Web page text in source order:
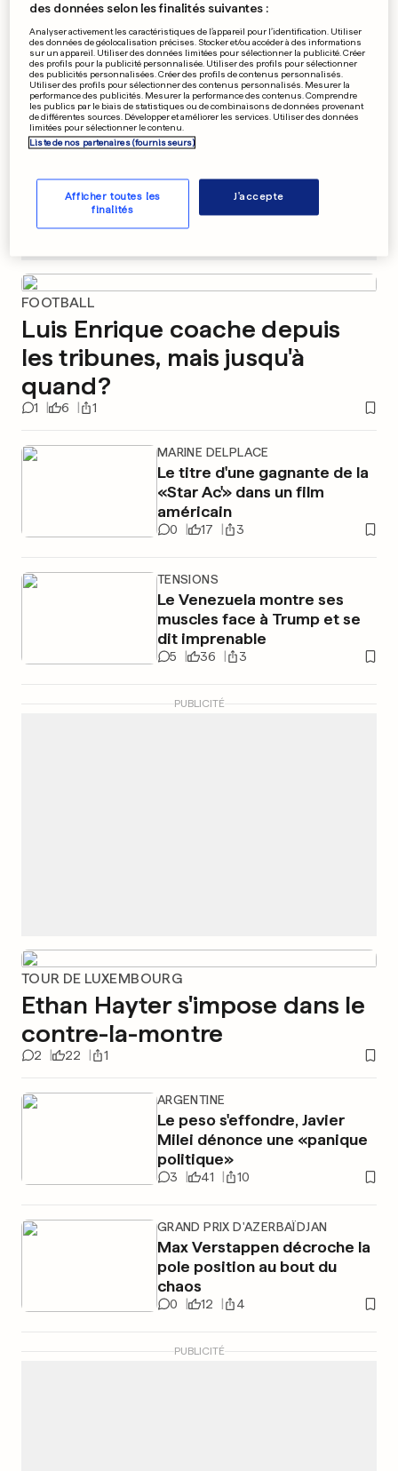
PUBLICITÉ
FOOTBALL
Luis Enrique coache depuis
les tribunes, mais jusqu'à
quand?
1 6 1
MARINE DELPLACE
Le titre d'une gagnante de la
«Star Ac'» dans un film
américain
0 17 3
TENSIONS
Le Venezuela montre ses
muscles face à Trump et se
dit imprenable
5 36 3
PUBLICITÉ
TOUR DE LUXEMBOURG
Ethan Hayter s'impose dans le
contre-la-montre
2 22 1
ARGENTINE
Le peso s'effondre, Javier
Milei dénonce une «panique
politique»
3 41 10
GRAND PRIX D'AZERBAÏDJAN
Max Verstappen décroche la
pole position au bout du
chaos
0 12 4
PUBLICITÉ
des données selon les finalités suivantes :
Analyser activement les caractéristiques de l’appareil pour l’identification. Utiliser
des données de géolocalisation précises. Stocker et/ou accéder à des informations
sur un appareil. Utiliser des données limitées pour sélectionner la publicité. Créer
des profils pour la publicité personnalisée. Utiliser des profils pour sélectionner
des publicités personnalisées. Créer des profils de contenus personnalisés.
Utiliser des profils pour sélectionner des contenus personnalisés. Mesurer la
performance des publicités. Mesurer la performance des contenus. Comprendre
les publics par le biais de statistiques ou de combinaisons de données provenant
de différentes sources. Développer et améliorer les services. Utiliser des données
limitées pour sélectionner le contenu.
Liste de nos partenaires (fournisseurs)
Afficher toutes les
finalités
J'accepte